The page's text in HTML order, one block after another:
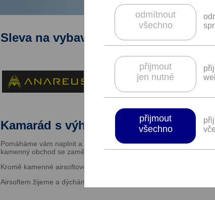
odmítnout
všechno
přijmout
jen nutné
přijmout
všechno
Sleva na vybavení pro airsoft na e-
Kamarád s výhodami pro střeleckou
Pomáháme vám naplnit a posunout veškeré vaše airsoftové,
kamenný obchod se zaměřením na airsoft v České republice a
Kromě kamenné airsoftové prodejny na Praze 4 p provozujeme
Airsoftem žijeme a dýcháme, díky čemuž hluboce rozumíme